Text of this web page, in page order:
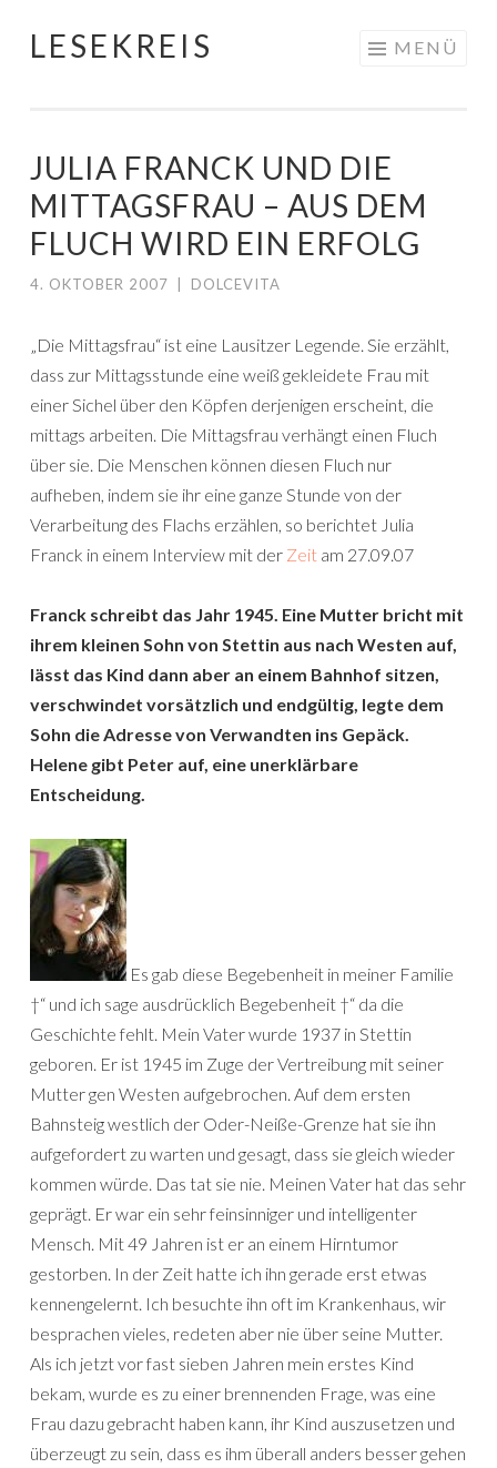
Springe
LESEKREIS MENÜ
JULIA FRANCK UND DIE
MITTAGSFRAU – AUS DEM
FLUCH WIRD EIN ERFOLG
4. OKTOBER 2007 DOLCEVITA
„Die Mittagsfrau“ ist eine Lausitzer Legende. Sie erzählt,
dass zur Mittagsstunde eine weiß gekleidete Frau mit
einer Sichel über den Köpfen derjenigen erscheint, die
mittags arbeiten. Die Mittagsfrau verhängt einen Fluch
über sie. Die Menschen können diesen Fluch nur
aufheben, indem sie ihr eine ganze Stunde von der
Verarbeitung des Flachs erzählen, so berichtet Julia
Franck in einem Interview mit der Zeit am 27.09.07
Franck schreibt das Jahr 1945. Eine Mutter bricht mit
ihrem kleinen Sohn von Stettin aus nach Westen auf,
lässt das Kind dann aber an einem Bahnhof sitzen,
verschwindet vorsätzlich und endgültig, legte dem
Sohn die Adresse von Verwandten ins Gepäck.
Helene gibt Peter auf, eine unerklärbare
Entscheidung.
Es gab diese Begebenheit in meiner Familie
†“ und ich sage ausdrücklich Begebenheit †“ da die
Geschichte fehlt. Mein Vater wurde 1937 in Stettin
geboren. Er ist 1945 im Zuge der Vertreibung mit seiner
Mutter gen Westen aufgebrochen. Auf dem ersten
Bahnsteig westlich der Oder-Neiße-Grenze hat sie ihn
aufgefordert zu warten und gesagt, dass sie gleich wieder
kommen würde. Das tat sie nie. Meinen Vater hat das sehr
geprägt. Er war ein sehr feinsinniger und intelligenter
Mensch. Mit 49 Jahren ist er an einem Hirntumor
gestorben. In der Zeit hatte ich ihn gerade erst etwas
kennengelernt. Ich besuchte ihn oft im Krankenhaus, wir
besprachen vieles, redeten aber nie über seine Mutter.
Als ich jetzt vor fast sieben Jahren mein erstes Kind
bekam, wurde es zu einer brennenden Frage, was eine
Frau dazu gebracht haben kann, ihr Kind auszusetzen und
überzeugt zu sein, dass es ihm überall anders besser gehen